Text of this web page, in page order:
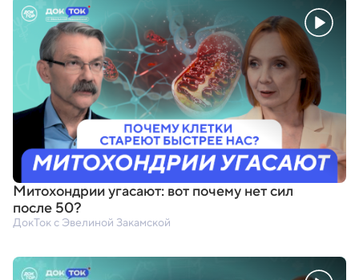
Митохондрии угасают: вот почему нет сил
после 50?
ДокТок с Эвелиной Закамской